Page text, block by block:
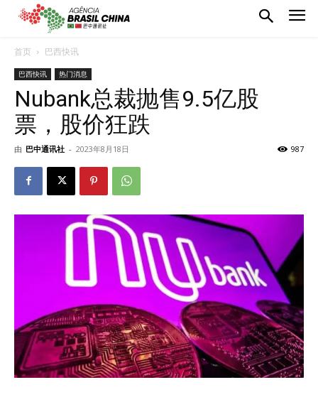
首页 巴西快讯
巴西快讯 热门消息
Nubank总裁抛售9.5亿股
票，股价狂跌
由 巴中通讯社 - 2023年8月18日 987